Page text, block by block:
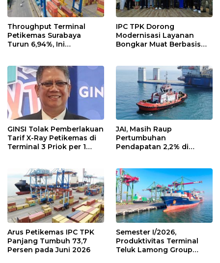
Throughput Terminal
Petikemas Surabaya
Turun 6,94%, Ini
IPC TPK Dorong
Modernisasi Layanan
Bongkar Muat Berbasis
GINSI Tolak Pemberlakuan
Tarif X-Ray Petikemas di
Terminal 3 Priok per 1
JAI, Masih Raup
Pertumbuhan
Pendapatan 2,2% di
Arus Petikemas IPC TPK
Panjang Tumbuh 73,7
Persen pada Juni 2026
Semester I/2026,
Produktivitas Terminal
Teluk Lamong Group